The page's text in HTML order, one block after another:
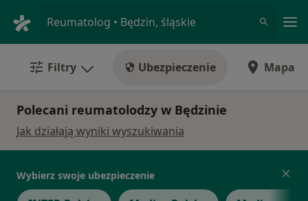
Reumatolog • Będzin, śląskie
Filtry Ubezpieczenie Mapa
Polecani reumatolodzy w Będzinie
Jak działają wyniki wyszukiwania
Wybierz swoje ubezpieczenie